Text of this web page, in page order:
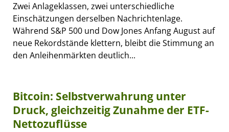
Zwei Anlageklassen, zwei unterschiedliche
Einschätzungen derselben Nachrichtenlage.
Während S&P 500 und Dow Jones Anfang August auf
neue Rekordstände klettern, bleibt die Stimmung an
den Anleihenmärkten deutlich...
Bitcoin: Selbstverwahrung unter
Druck, gleichzeitig Zunahme der ETF-
Nettozuflüsse